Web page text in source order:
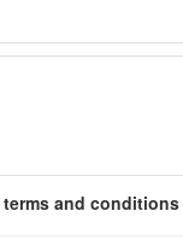
terms and conditions